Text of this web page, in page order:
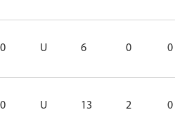
0 U 6 0 0
0 U 13 2 0